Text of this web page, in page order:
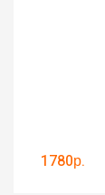
1780р.